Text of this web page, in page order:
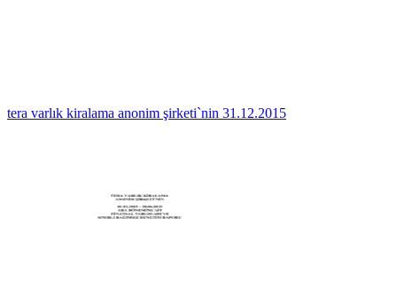
tera varlık kiralama anonim şirketi`nin 31.12.2015